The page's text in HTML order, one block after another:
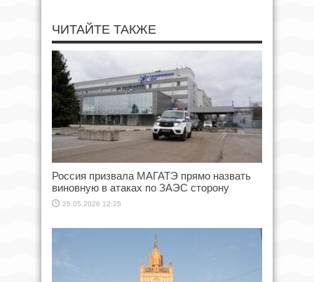
ЧИТАЙТЕ ТАКЖЕ
Россия призвала МАГАТЭ прямо назвать
виновную в атаках по ЗАЭС сторону
25.05.2026 12:25